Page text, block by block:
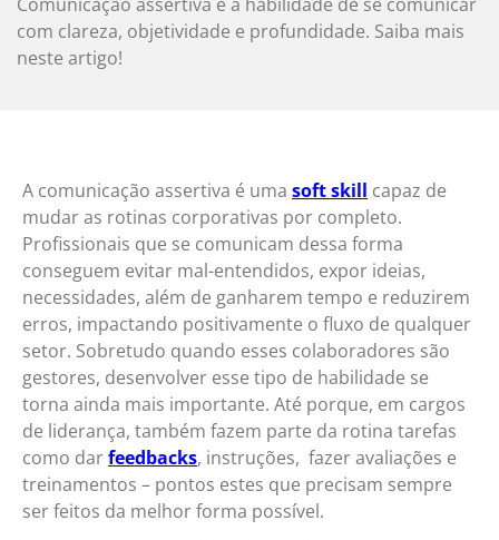
com clareza, objetividade e profundidade. Saiba mais
neste artigo!
A comunicação assertiva é uma soft skill capaz de
mudar as rotinas corporativas por completo.
Profissionais que se comunicam dessa forma
conseguem evitar mal-entendidos, expor ideias,
necessidades, além de ganharem tempo e reduzirem
erros, impactando positivamente o fluxo de qualquer
setor. Sobretudo quando esses colaboradores são
gestores, desenvolver esse tipo de habilidade se
torna ainda mais importante. Até porque, em cargos
de liderança, também fazem parte da rotina tarefas
como darfeedbacks, instruções, fazer avaliações e
treinamentos – pontos estes que precisam sempre
ser feitos da melhor forma possível.